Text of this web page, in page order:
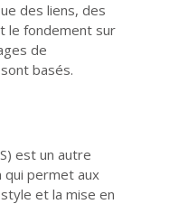
des liens, des
le fondement sur
de
basés.
est un autre
qui permet aux
et la mise en